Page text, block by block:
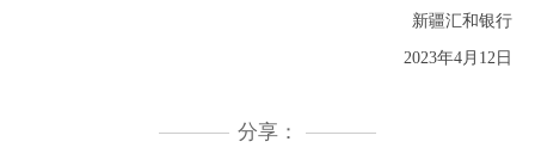
新疆汇和银行
2023年4月12日
分享：